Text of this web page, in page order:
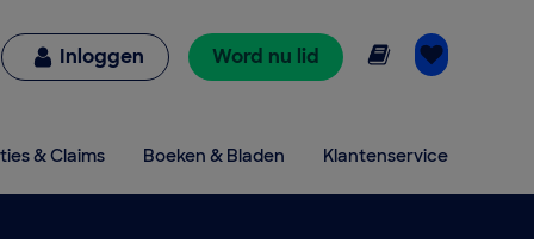
Inloggen Word nu lid Online lezen
& Claims Boeken & Bladen Klantenservice